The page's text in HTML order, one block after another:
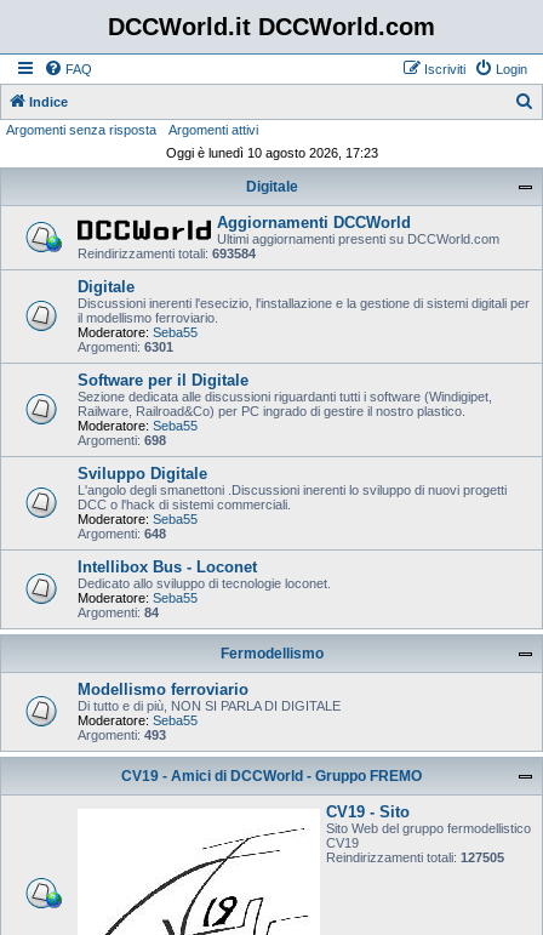
DCCWorld.it DCCWorld.com
FAQ Login
Iscriviti
Indice
Argomenti senza risposta
Argomenti attivi
Oggi è lunedì 10 agosto 2026, 17:23
Digitale
Aggiornamenti DCCWorld
Ultimi aggiornamenti presenti su DCCWorld.com
Reindirizzamenti totali: 693584
Digitale
Discussioni inerenti l'esecizio, l'installazione e la gestione di sistemi digitali per
il modellismo ferroviario.
Moderatore: Seba55
Argomenti: 6301
Software per il Digitale
Sezione dedicata alle discussioni riguardanti tutti i software (Windigipet,
Railware, Railroad&Co) per PC ingrado di gestire il nostro plastico.
Moderatore: Seba55
Argomenti: 698
Sviluppo Digitale
L'angolo degli smanettoni .Discussioni inerenti lo sviluppo di nuovi progetti
DCC o l'hack di sistemi commerciali.
Moderatore: Seba55
Argomenti: 648
Intellibox Bus - Loconet
Dedicato allo sviluppo di tecnologie loconet.
Moderatore: Seba55
Argomenti: 84
Fermodellismo
Modellismo ferroviario
Di tutto e di più, NON SI PARLA DI DIGITALE
Moderatore: Seba55
Argomenti: 493
CV19 - Amici di DCCWorld - Gruppo FREMO
CV19 - Sito
Sito Web del gruppo fermodellistico
CV19
Reindirizzamenti totali: 127505